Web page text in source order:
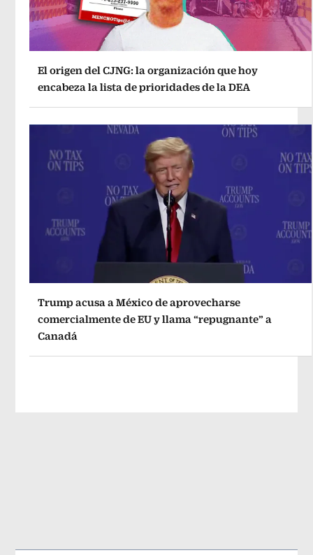
El origen del CJNG: la organización que hoy
encabeza la lista de prioridades de la DEA
Trump acusa a México de aprovecharse
comercialmente de EU y llama “repugnante” a
Canadá